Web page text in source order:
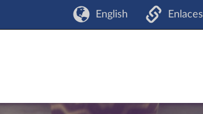
English Enlaces